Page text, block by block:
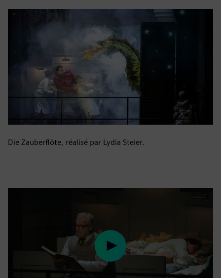
Die Zauberflöte, réalisé par Lydia Steier.
Play